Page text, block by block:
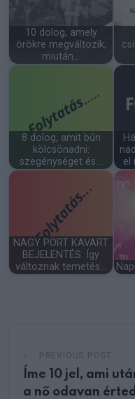
10 dolog, amely
örökre megváltozik,
miután…
8 dolog, amit bűn
kölcsönadni:
szegénységet és…
el
NAGY PORT KAVART
BEJELENTÉS: Így
változnak temetés…
Íme 10 jel, ami
a nő odavan